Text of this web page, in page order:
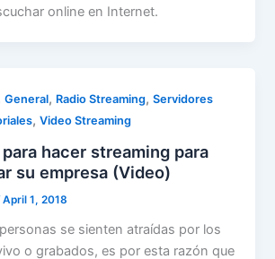
online en Internet.
General, Radio Streaming,Servidores
,Video Streaming
hacer streaming para
su empresa (Video)
April 1, 2018
se sienten atraídas por los
o grabados, es por esta razón que